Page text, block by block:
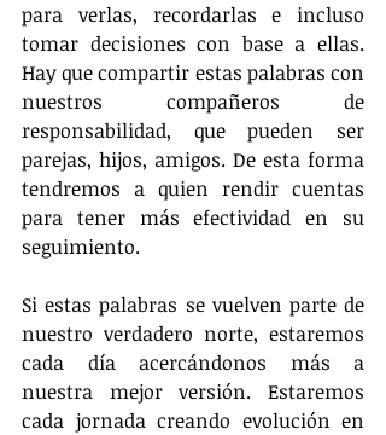
para verlas, recordarlas e incluso
tomar decisiones con base a ellas.
Hay que compartir estas palabras con
nuestros compañeros de
responsabilidad, que pueden ser
parejas, hijos, amigos. De esta forma
tendremos a quien rendir cuentas
para tener más efectividad en su
seguimiento.
Si estas palabras se vuelven parte de
nuestro verdadero norte, estaremos
cada día acercándonos más a
nuestra mejor versión. Estaremos
cada jornada creando evolución en